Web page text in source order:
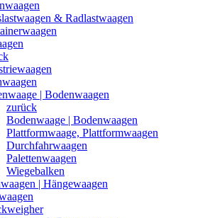
& Radlastwaagen
| Bodenwaagen
zurück
Bodenwaage | Bodenwaagen
Plattformwaage, Plattformwaagen
Durchfahrwaagen
Palettenwaagen
Wiegebalken
| Hängewaagen